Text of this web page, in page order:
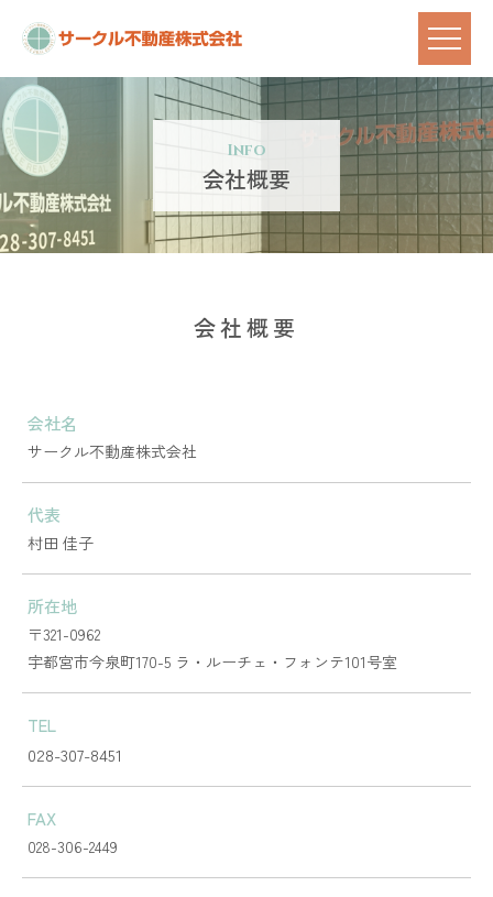
Info
会社概要
会社概要
会社名
サークル不動産株式会社
代表
村田 佳子
所在地
〒321-0962
​​​​​​​宇都宮市今泉町170-5 ラ・ルーチェ・フォンテ101号室
TEL
028-307-8451
FAX
028-306-2449